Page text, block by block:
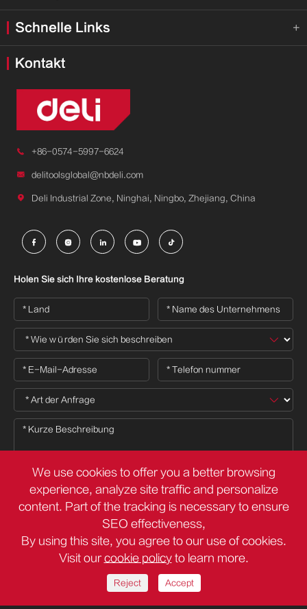
Schnelle Links 
Kontakt
 +86-0574-5997-6624
 delitoolsglobal@nbdeli.com
 Deli Industrial Zone, Ninghai, Ningbo, Zhejiang, China
    
Holen Sie sich Ihre kostenlose Beratung
Urheberrecht © Deli Group Co.,Ltd. Alle Rechte vorbehalten.
Sitemap
Datenschutz richtlinie
We use cookies to offer you a better browsing
experience, analyze site traffic and personalize
content. Part of the tracking is necessary to ensure
SEO effectiveness,
By using this site, you agree to our use of cookies.
Visit our cookie policyto learn more.
Reject Accept